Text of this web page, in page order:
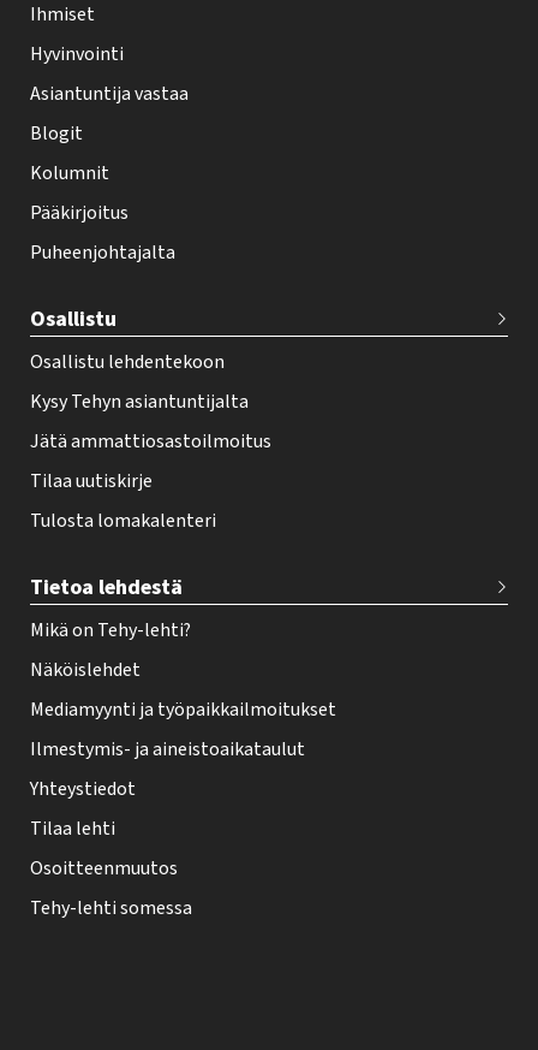
e
h
t
i
f
o
t
r
Ihmiset
Hyvinvointi
Asiantuntija vastaa
Blogit
Kolumnit
Pääkirjoitus
Puheenjohtajalta
Osallistu
Osallistu lehdentekoon
Kysy Tehyn asiantuntijalta
Jätä ammattiosastoilmoitus
Tilaa uutiskirje
Tulosta lomakalenteri
Tietoa lehdestä
Mikä on Tehy-lehti?
Näköislehdet
Mediamyynti ja työpaikkailmoitukset
Ilmestymis- ja aineistoaikataulut
Yhteystiedot
Tilaa lehti
Osoitteenmuutos
Tehy-lehti somessa